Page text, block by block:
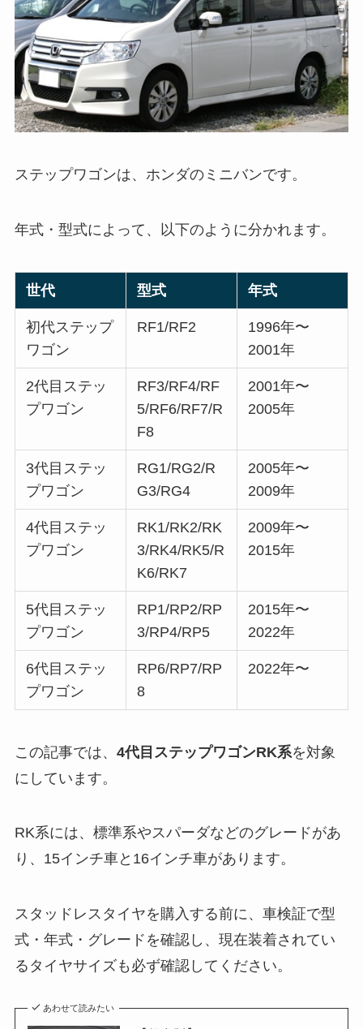
ステップワゴンは、ホンダのミニバンです。
年式・型式によって、以下のように分かれます。
世代 型式 年式
初代ステップ
ワゴン
RF1/RF2
1996年〜
2001年
2代目ステッ
プワゴン
RF3/RF4/RF
5/RF6/RF7/R
F8
2001年〜
2005年
3代目ステッ
プワゴン
RG1/RG2/R
G3/RG4
2005年〜
2009年
4代目ステッ
プワゴン
RK1/RK2/RK
3/RK4/RK5/R
K6/RK7
2009年〜
2015年
5代目ステッ
プワゴン
RP1/RP2/RP
3/RP4/RP5
2015年〜
2022年
6代目ステッ
プワゴン
RP6/RP7/RP
8
2022年〜
この記事では、 4代目ステップワゴンRK系を対象
にしています。
RK系には、標準系やスパーダなどのグレードがあ
り、15インチ車と16インチ車があります。
スタッドレスタイヤを購入する前に、車検証で型
式・年式・グレードを確認し、現在装着されてい
るタイヤサイズも必ず確認してください。
あわせて読みたい